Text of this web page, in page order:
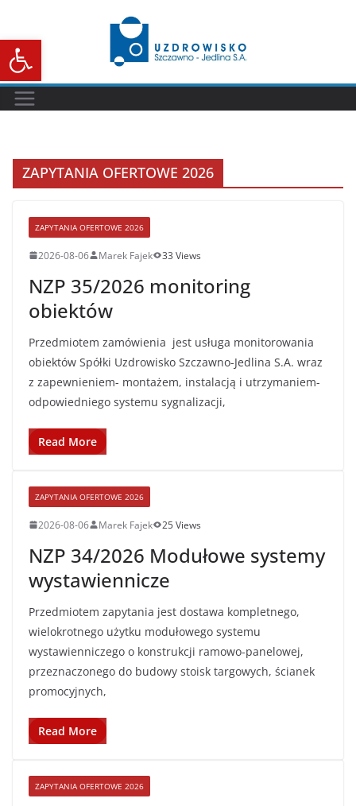
Otwórz pasek narzędzi
treści
ZAPYTANIA OFERTOWE 2026
ZAPYTANIA OFERTOWE 2026
2026-08-06 Marek Fajek 33 Views
NZP 35/2026 monitoring
obiektów
Przedmiotem zamówienia jest usługa monitorowania
obiektów Spółki Uzdrowisko Szczawno-Jedlina S.A. wraz
z zapewnieniem- montażem, instalacją i utrzymaniem-
odpowiedniego systemu sygnalizacji,
Read More
ZAPYTANIA OFERTOWE 2026
2026-08-06 Marek Fajek 25 Views
NZP 34/2026 Modułowe systemy
wystawiennicze
Przedmiotem zapytania jest dostawa kompletnego,
wielokrotnego użytku modułowego systemu
wystawienniczego o konstrukcji ramowo-panelowej,
przeznaczonego do budowy stoisk targowych, ścianek
promocyjnych,
Read More
ZAPYTANIA OFERTOWE 2026